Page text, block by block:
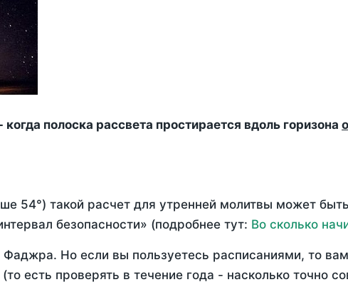
полоска рассвета простирается вдоль горизона
54°) такой расчет для утренней молитвы может
безопасности» (подробнее тут: Во сколько
Но если вы пользуетесь расписаниями, то
есть проверять в течение года - насколько точно